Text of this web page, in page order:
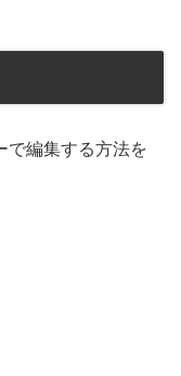
で編集する方法を